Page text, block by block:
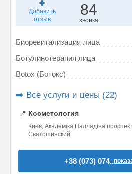
Добавить
отзыв
84
звонка
Биоревитализация лица
Ботулинотерапия лица
Botox (Ботокс)
➡️ Все услуги и цены (22)
📍 Косметология
Киев, Академіка Палладіна
Святошинский
+38 (073) 074..